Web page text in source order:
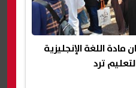
اللغة الإنجليزية